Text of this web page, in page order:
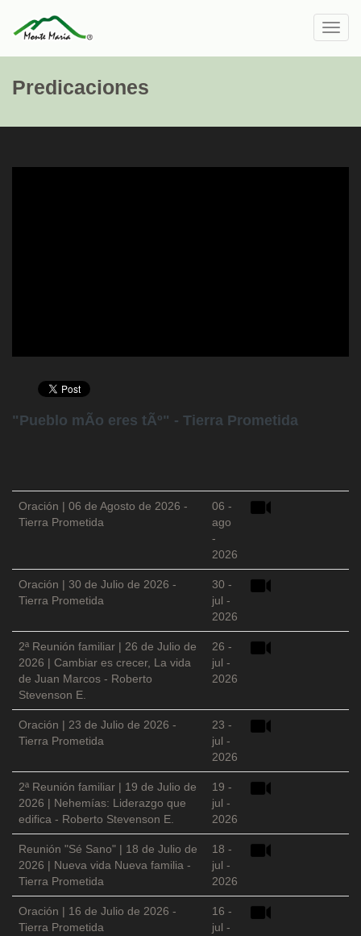
Predicaciones
"Pueblo mÃ­o eres tÃº" - Tierra Prometida
Oración | 06 de Agosto de 2026 -
Tierra Prometida
06 -
ago
-
2026
Oración | 30 de Julio de 2026 -
Tierra Prometida
30 -
jul -
2026
2ª Reunión familiar | 26 de Julio de
2026 | Cambiar es crecer, La vida
de Juan Marcos - Roberto
Stevenson E.
26 -
jul -
2026
Oración | 23 de Julio de 2026 -
Tierra Prometida
23 -
jul -
2026
2ª Reunión familiar | 19 de Julio de
2026 | Nehemías: Liderazgo que
edifica - Roberto Stevenson E.
19 -
jul -
2026
Reunión "Sé Sano" | 18 de Julio de
2026 | Nueva vida Nueva familia -
Tierra Prometida
18 -
jul -
2026
Oración | 16 de Julio de 2026 -
Tierra Prometida
16 -
jul -